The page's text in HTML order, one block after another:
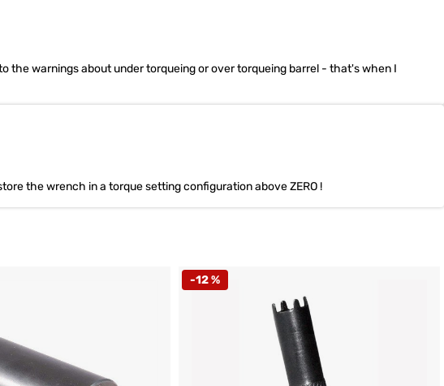
the warnings about under torqueing or over torqueing barrel - that's when I
the wrench in a torque setting configuration above ZERO !
-12 %